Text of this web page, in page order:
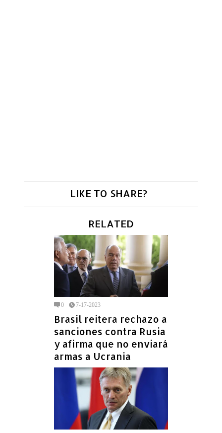
LIKE TO SHARE?
RELATED
0 7-17-2023
Brasil reitera rechazo a
sanciones contra Rusia
y afirma que no enviará
armas a Ucrania